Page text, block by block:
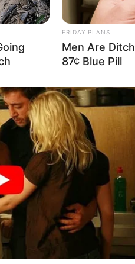
FRIDAY PLANS
Men Are
87¢ Blue Pill